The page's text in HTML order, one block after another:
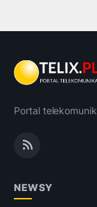
Portal
NEWSY